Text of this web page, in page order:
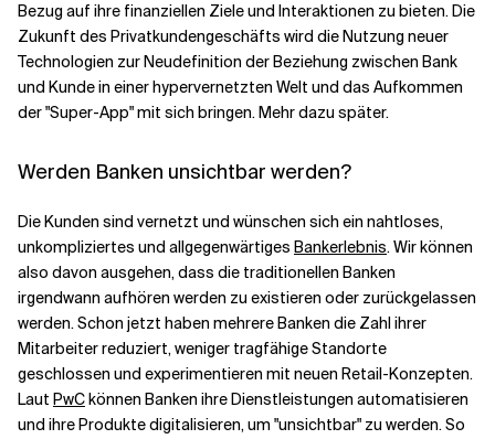
Bezug auf ihre finanziellen Ziele und Interaktionen zu bieten. Die
Zukunft des Privatkundengeschäfts wird die Nutzung neuer
Technologien zur Neudefinition der Beziehung zwischen Bank
und Kunde in einer hypervernetzten Welt und das Aufkommen
der "Super-App" mit sich bringen. Mehr dazu später.
Werden Banken unsichtbar werden?
Die Kunden sind vernetzt und wünschen sich ein nahtloses,
unkompliziertes und allgegenwärtiges Bankerlebnis. Wir können
also davon ausgehen, dass die traditionellen Banken
irgendwann aufhören werden zu existieren oder zurückgelassen
werden. Schon jetzt haben mehrere Banken die Zahl ihrer
Mitarbeiter reduziert, weniger tragfähige Standorte
geschlossen und experimentieren mit neuen Retail-Konzepten.
Laut PwCkönnen Banken ihre Dienstleistungen automatisieren
und ihre Produkte digitalisieren, um "unsichtbar" zu werden. So